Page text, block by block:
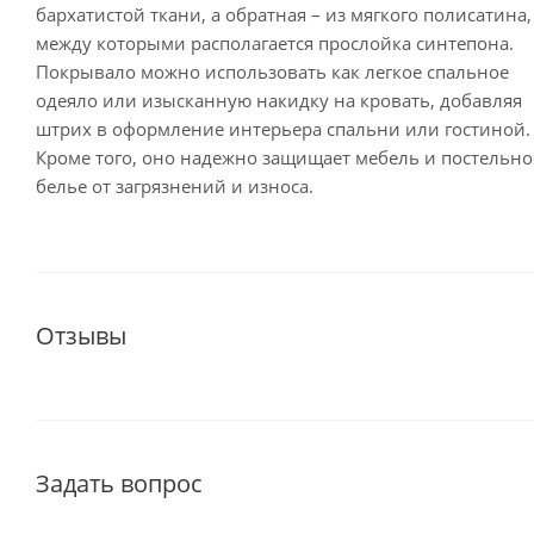
бархатистой ткани, а обратная – из мягкого полисатина,
между которыми располагается прослойка синтепона.
Покрывало можно использовать как легкое спальное
одеяло или изысканную накидку на кровать, добавляя
штрих в оформление интерьера спальни или гостиной.
Кроме того, оно надежно защищает мебель и
белье от загрязнений и износа.
Отзывы
Задать вопрос